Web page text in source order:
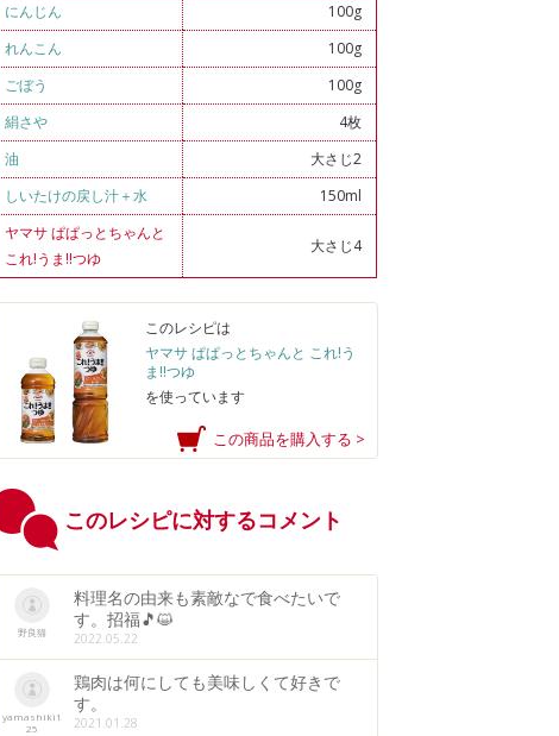
にんじん
100g
れんこん
100g
ごぼう
100g
絹さや
4枚
油
大さじ2
しいたけの戻し汁＋水
150ml
ヤマサ ぱぱっとちゃんと
これ!うま!!つゆ
大さじ4
このレシピは
ヤマサ ぱぱっとちゃんと これ!う
ま!!つゆ
を使っています
この商品を購入する >
このレシピに対するコメント
野良猫
料理名の由来も素敵なで食べたいで
す。招福🎵😺
2022.05.22
yamashiki1
25
鶏肉は何にしても美味しくて好きで
す。
2021.01.28